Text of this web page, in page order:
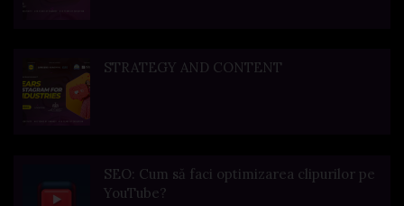
STRATEGY AND CONTENT
SEO: Cum să faci optimizarea clipurilor pe
YouTube?